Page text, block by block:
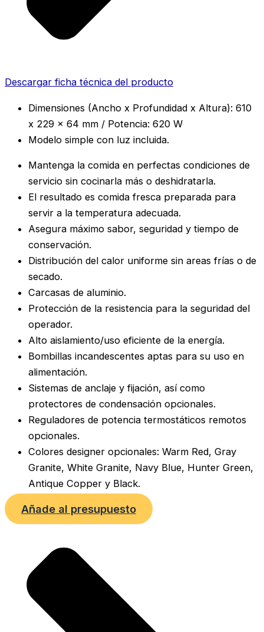
Descargar ficha técnica del producto
Dimensiones (Ancho x Profundidad x Altura): 610
x 229 x 64 mm / Potencia: 620 W
Modelo simple con luz incluida.
Mantenga la comida en perfectas condiciones de
servicio sin cocinarla más o deshidratarla.
El resultado es comida fresca preparada para
servir a la temperatura adecuada.
Asegura máximo sabor, seguridad y tiempo de
conservación.
Distribución del calor uniforme sin areas frías o de
secado.
Carcasas de aluminio.
Protección de la resistencia para la seguridad del
operador.
Alto aislamiento/uso eficiente de la energía.
Bombillas incandescentes aptas para su uso en
alimentación.
Sistemas de anclaje y fijación, así como
protectores de condensación opcionales.
Reguladores de potencia termostáticos remotos
opcionales.
Colores designer opcionales: Warm Red, Gray
Granite, White Granite, Navy Blue, Hunter Green,
Antique Copper y Black.
Añade al presupuesto